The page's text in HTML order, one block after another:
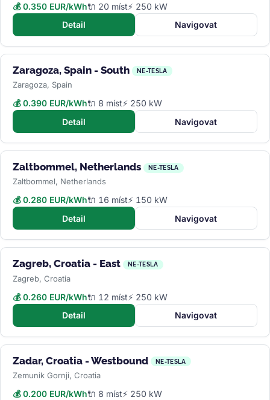
💰 0.350 EUR/kWh🔌 20 míst⚡ 250 kW
Detail
Navigovat
Zaragoza, Spain - South NE-TESLA
Zaragoza, Spain
💰 0.390 EUR/kWh🔌 8 míst⚡ 250 kW
Detail
Navigovat
Zaltbommel, Netherlands NE-TESLA
Zaltbommel, Netherlands
💰 0.280 EUR/kWh🔌 16 míst⚡ 150 kW
Detail
Navigovat
Zagreb, Croatia - East NE-TESLA
Zagreb, Croatia
💰 0.260 EUR/kWh🔌 12 míst⚡ 250 kW
Detail
Navigovat
Zadar, Croatia - Westbound NE-TESLA
Zemunik Gornji, Croatia
💰 0.200 EUR/kWh🔌 8 míst⚡ 250 kW